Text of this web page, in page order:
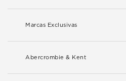
Marcas Exclusivas
Abercrombie & Kent